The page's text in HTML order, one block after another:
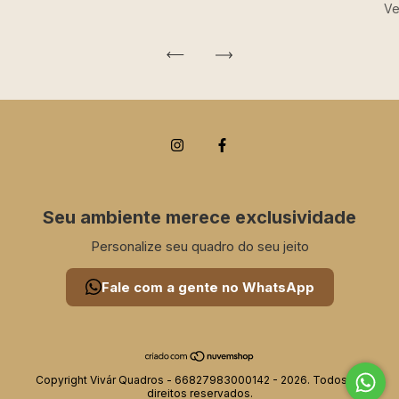
Seu ambiente merece exclusividade
Personalize seu quadro do seu jeito
Fale com a gente no WhatsApp
Copyright Vivár Quadros - 66827983000142 - 2026. Todos os
direitos reservados.